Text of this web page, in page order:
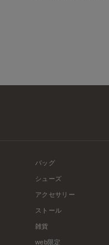
バッグ
シューズ
アクセサリー
ストール
雑貨
web限定